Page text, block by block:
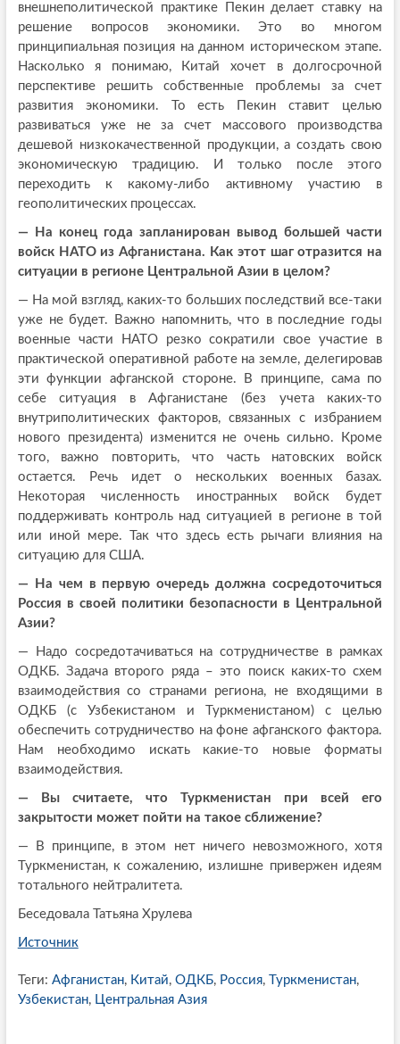
внешнеполитической практике Пекин делает ставку на
решение вопросов экономики. Это во многом
принципиальная позиция на данном историческом этапе.
Насколько я понимаю, Китай хочет в долгосрочной
перспективе решить собственные проблемы за счет
развития экономики. То есть Пекин ставит целью
развиваться уже не за счет массового производства
дешевой низкокачественной продукции, а создать свою
экономическую традицию. И только после этого
переходить к какому-либо активному участию в
геополитических процессах.
— На конец года запланирован вывод большей части
войск НАТО из Афганистана. Как этот шаг отразится на
ситуации в регионе Центральной Азии в целом?
— На мой взгляд, каких-то больших последствий все-таки
уже не будет. Важно напомнить, что в последние годы
военные части НАТО резко сократили свое участие в
практической оперативной работе на земле, делегировав
эти функции афганской стороне. В принципе, сама по
себе ситуация в Афганистане (без учета каких-то
внутриполитических факторов, связанных с избранием
нового президента) изменится не очень сильно. Кроме
того, важно повторить, что часть натовских войск
остается. Речь идет о нескольких военных базах.
Некоторая численность иностранных войск будет
поддерживать контроль над ситуацией в регионе в той
или иной мере. Так что здесь есть рычаги влияния на
ситуацию для США.
— На чем в первую очередь должна сосредоточиться
Россия в своей политики безопасности в Центральной
Азии?
— Надо сосредотачиваться на сотрудничестве в рамках
ОДКБ. Задача второго ряда – это поиск каких-то схем
взаимодействия со странами региона, не входящими в
ОДКБ (с Узбекистаном и Туркменистаном) с целью
обеспечить сотрудничество на фоне афганского фактора.
Нам необходимо искать какие-то новые форматы
взаимодействия.
— Вы считаете, что Туркменистан при всей его
закрытости может пойти на такое сближение?
— В принципе, в этом нет ничего невозможного, хотя
Туркменистан, к сожалению, излишне привержен идеям
тотального нейтралитета.
Беседовала Татьяна Хрулева
Источник
Теги: Афганистан, Китай, ОДКБ, Россия, Туркменистан,
Узбекистан, Центральная Азия